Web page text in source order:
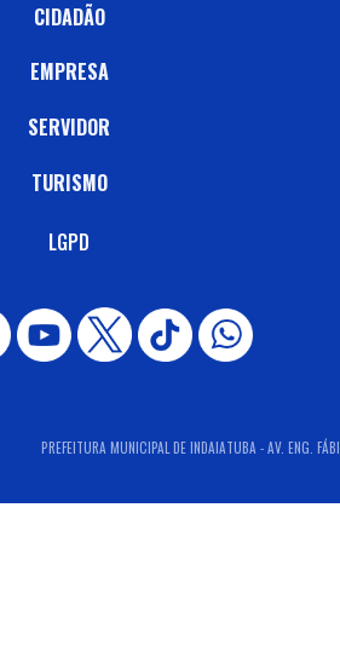
CIDADÃO
EMPRESA
SERVIDOR
TURISMO
LGPD
PREFEITURA MUNICIPAL DE INDAIATUBA - AV. ENG.